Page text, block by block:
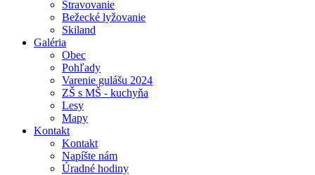
Stravovanie
Bežecké lyžovanie
Skiland
Galéria
Obec
Pohľady
Varenie gulášu 2024
ZŠ s MŠ - kuchyňa
Lesy
Mapy
Kontakt
Kontakt
Napíšte nám
Úradné hodiny